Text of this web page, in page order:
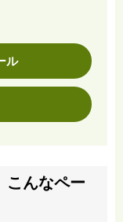
ル
こんなペー